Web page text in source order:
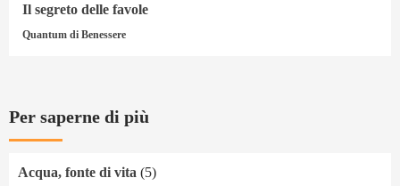
Il segreto delle favole
Quantum di Benessere
Per saperne di più
Acqua, fonte di vita (5)